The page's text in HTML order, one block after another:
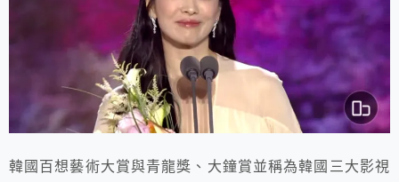
韓國百想藝術大賞與青龍獎、大鐘賞並稱為韓國三大影視